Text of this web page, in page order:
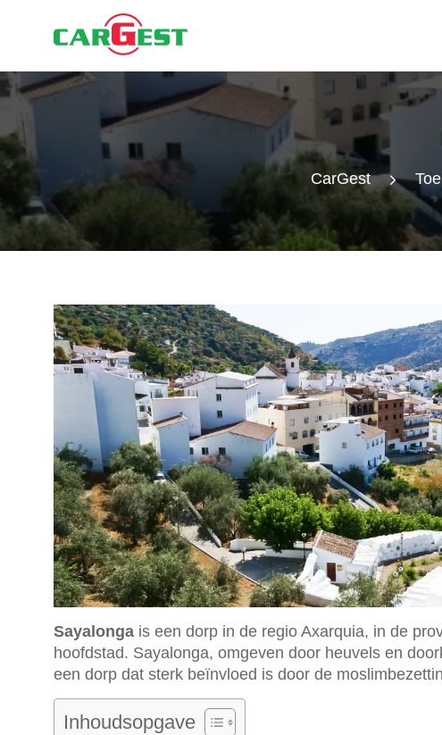
CarGest
Sayalonga is een dorp in de regio Axarquia, in de
hoofdstad. Sayalonga, omgeven door heuvels en
een dorp dat sterk beïnvloed is door de
Inhoudsopgave